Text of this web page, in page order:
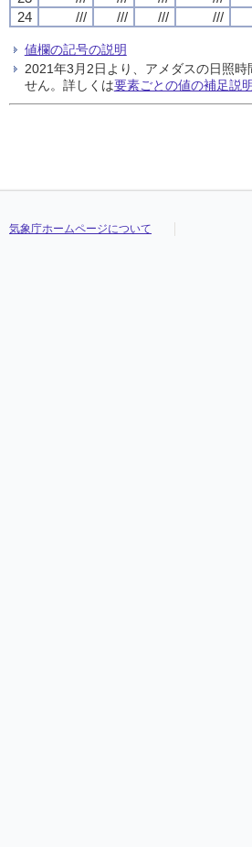
24
/// /// /// ///
値欄の記号の説明
2021年3月2日より、アメダスの日照
せん。詳しくは要素ごとの値の補足説明
気象庁ホームページについて